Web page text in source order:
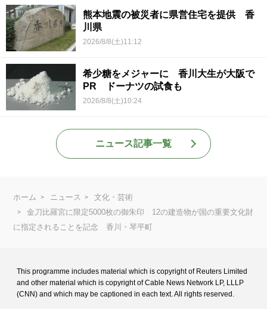
熊本地震の被災者に県営住宅を提供 香
川県
2026/8/8(土)11:12
希少糖をメジャーに 香川大生が大阪で
PR ドーナツの試食も
2026/8/8(土)10:24
ニュース記事一覧
ホーム ニュース
文化・芸術
金刀比羅宮に限定5000枚の御朱印 12の建造物が国の重要文化財
に指定されることを記念 香川・琴平町
This programme includes material which is copyright of Reuters Limited
and other material which is copyright of Cable News Network LP, LLLP
(CNN) and which may be captioned in each text. All rights reserved.